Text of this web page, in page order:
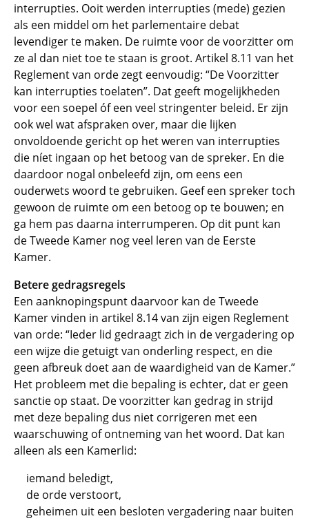
interrupties. Ooit werden interrupties (mede) gezien
als een middel om het parlementaire debat
levendiger te maken. De ruimte voor de voorzitter om
ze al dan niet toe te staan is groot. Artikel 8.11 van het
Reglement van orde zegt eenvoudig: “De Voorzitter
kan interrupties toelaten”. Dat geeft mogelijkheden
voor een soepel óf een veel stringenter beleid. Er zijn
ook wel wat afspraken over, maar die lijken
onvoldoende gericht op het weren van interrupties
die níet ingaan op het betoog van de spreker. En die
daardoor nogal onbeleefd zijn, om eens een
ouderwets woord te gebruiken. Geef een spreker toch
gewoon de ruimte om een betoog op te bouwen; en
ga hem pas daarna interrumperen. Op dit punt kan
de Tweede Kamer nog veel leren van de Eerste
Kamer.
Betere gedragsregels
Een aanknopingspunt daarvoor kan de Tweede
Kamer vinden in artikel 8.14 van zijn eigen Reglement
van orde: “Ieder lid gedraagt zich in de vergadering op
een wijze die getuigt van onderling respect, en die
geen afbreuk doet aan de waardigheid van de Kamer.”
Het probleem met die bepaling is echter, dat er geen
sanctie op staat. De voorzitter kan gedrag in strijd
met deze bepaling dus niet corrigeren met een
waarschuwing of ontneming van het woord. Dat kan
alleen als een Kamerlid:
iemand beledigt,
de orde verstoort,
geheimen uit een besloten vergadering naar buiten